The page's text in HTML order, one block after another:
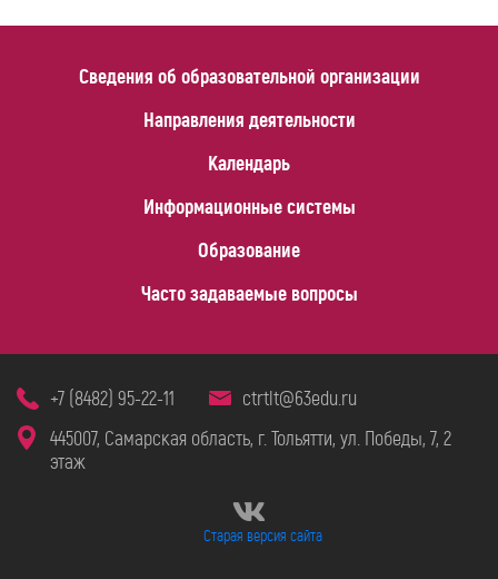
Сведения об образовательной организации
Направления деятельности
Календарь
Информационные системы
Образование
Часто задаваемые вопросы
+7 (8482) 95-22-11
ctrtlt@63edu.ru
445007, Самарская область, г. Тольятти, ул. Победы, 7, 2
этаж
Старая версия сайта